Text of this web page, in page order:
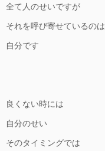
全て人のせいですが
それを呼び寄せているのは
自分です
良くない時には
自分のせい
そのタイミングでは